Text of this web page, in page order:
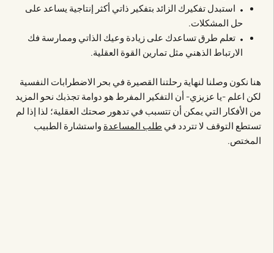
استبدل تفكيرك الزائد بتفكير ذاتي أكثر إنتاجية يساعد على
حل المشكلات.
تعلم طرق تساعدك على زيادة وعيك الذاتي وممارسة فك
الارتباط الذهني مثل تمارين القوة العقلية.
هنا نكون وصلنا لنهاية رحلتنا القصيرة في بحر الاضطرابات النفسية
لكن اعلم -يا عزيزي- أن التفكير المفرط هو دوامة تجذبك نحو المزيد
من الأفكار التي يمكن أن تتسبب في تدهور صحتك العقلية؛ لذا إذا لم
تستطع التوقف لا تتردد في طلب المساعدة واستشارة الطبيب
المختص.